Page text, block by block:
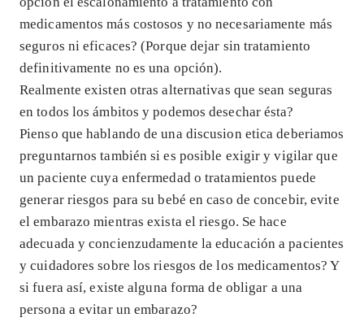
medicamentos más costosos y no necesariamente más
seguros ni eficaces? (Porque dejar sin tratamiento
definitivamente no es una opción).
Realmente existen otras alternativas que sean seguras
en todos los ámbitos y podemos desechar ésta?
Pienso que hablando de una discusion etica deberiamos
preguntarnos también si es posible exigir y vigilar que
un paciente cuya enfermedad o tratamientos puede
generar riesgos para su bebé en caso de concebir, evite
el embarazo mientras exista el riesgo. Se hace
adecuada y concienzudamente la educación a pacientes
y cuidadores sobre los riesgos de los medicamentos? Y
si fuera así, existe alguna forma de obligar a una
persona a evitar un embarazo?